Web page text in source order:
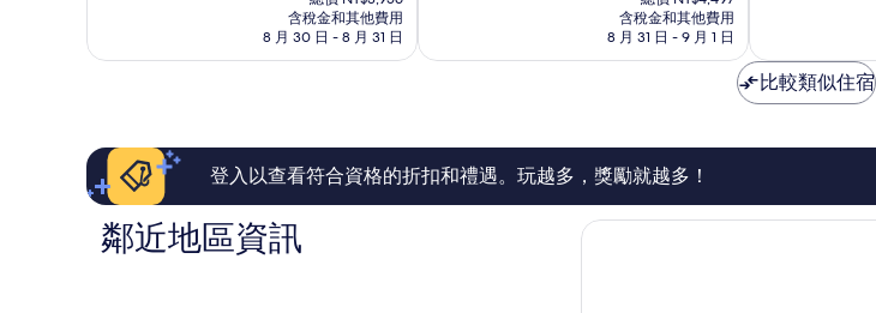
了，
論
價
格
為
含稅金和其他費用
8 月 30 日 - 8 月 31 日
讚，
論
價
格
為
含稅金和其他費用
8 月 31 日 - 9 月 1 日
了，
349
則
論
比較類似住宿
登入以查看符合資格的折扣和禮遇。玩越多，獎勵就越多！
鄰近地區資訊